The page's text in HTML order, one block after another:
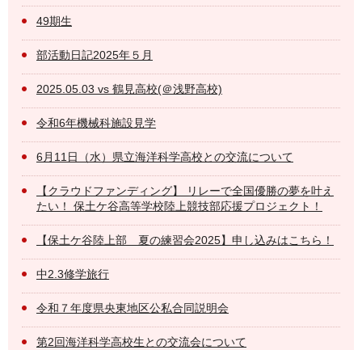
49期生
部活動日記2025年５月
2025.05.03 vs 鶴見高校(＠浅野高校)
令和6年機械科施設見学
6月11日（水）県立海洋科学高校との交流について
【クラウドファンディング】 リレーで全国優勝の夢を叶え
たい！ 保土ケ谷高等学校陸上競技部応援プロジェクト！
【保土ケ谷陸上部 夏の練習会2025】申し込みはこちら！
中2.3修学旅行
令和７年度県央東地区公私合同説明会
第2回海洋科学高校生との交流会について